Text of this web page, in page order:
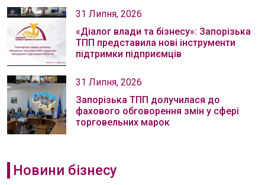
31 Липня, 2026
«Діалог влади та бізнесу»: Запорізька
ТПП представила нові інструменти
підтримки підприємців
31 Липня, 2026
Запорізька ТПП долучилася до
фахового обговорення змін у сфері
торговельних марок
Новини бізнесу